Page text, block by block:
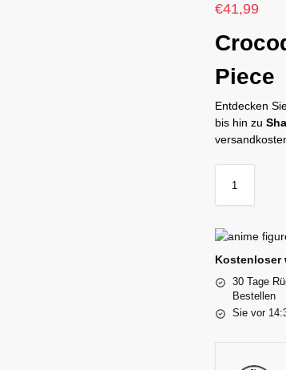
€41,99
Piece
Entdecken
bis hin zu
Kostenloser
30 Tage
Bestellen
Sie vor